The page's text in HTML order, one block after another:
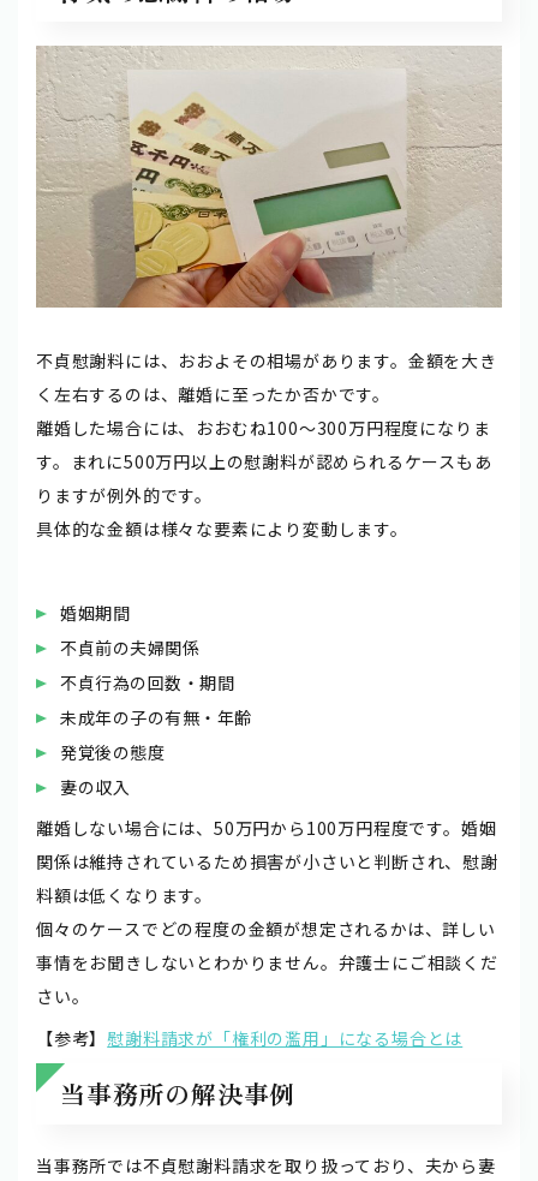
不貞慰謝料には、おおよその相場があります。金額を大き
く左右するのは、離婚に至ったか否かです。
離婚した場合には、おおむね100～300万円程度になりま
す。まれに500万円以上の慰謝料が認められるケースもあ
りますが例外的です。
具体的な金額は様々な要素により変動します。
婚姻期間
不貞前の夫婦関係
不貞行為の回数・期間
未成年の子の有無・年齢
発覚後の態度
妻の収入
離婚しない場合には、50万円から100万円程度です。婚姻
関係は維持されているため損害が小さいと判断され、慰謝
料額は低くなります。
個々のケースでどの程度の金額が想定されるかは、詳しい
事情をお聞きしないとわかりません。弁護士にご相談くだ
さい。
【参考】慰謝料請求が「権利の濫用」になる場合とは
当事務所の解決事例
当事務所では不貞慰謝料請求を取り扱っており、夫から妻